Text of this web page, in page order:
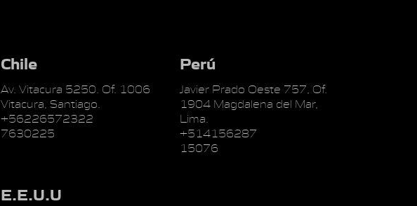
Chile
Av. Vitacura 5250. Of. 1006
Vitacura, Santiago.
+56226572322
7630225
Perú
Javier Prado Oeste 757, Of.
1904 Magdalena del Mar,
Lima.
+514156287
15076
E.E.U.U